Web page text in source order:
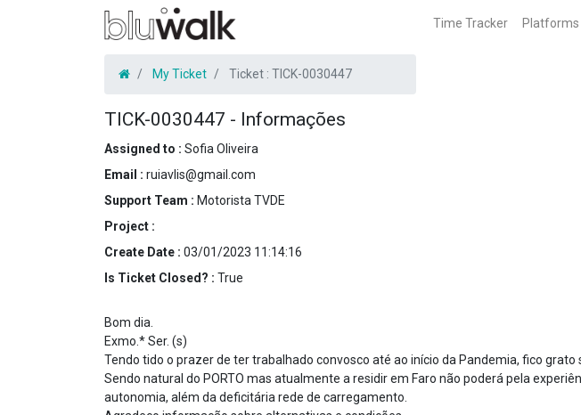
Time Tracker Platforms
My Ticket Ticket : TICK-0030447
TICK-0030447 - Informações
Assigned to : Sofia Oliveira
Email : ruiavlis@gmail.com
Support Team : Motorista TVDE
Project :
Create Date : 03/01/2023 11:14:16
Is Ticket Closed? : True
Bom dia.
Exmo.* Ser. (s)
Tendo tido o prazer de ter trabalhado convosco até ao início da Pandemia, fico
Sendo natural do PORTO mas atualmente a residir em Faro não poderá pela
autonomia, além da deficitária rede de carregamento.